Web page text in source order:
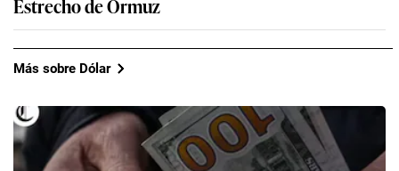
Estrecho de Ormuz
Más sobre Dólar